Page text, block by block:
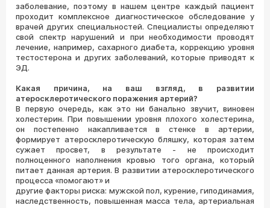
заболевание, поэтому в нашем центре каждый пациент
проходит комплексное диагностическое обследование у
врачей других специальностей. Специалисты определяют
свой спектр нарушений и при необходимости проводят
лечение, например, сахарного диабета, коррекцию уровня
тестостерона и других заболеваний, которые приводят к
ЭД.
Какая причина, на ваш взгляд, в развитии
атеросклеротического поражения артерий?
В первую очередь, как это ни банально звучит, виновен
холестерин. При повышении уровня плохого холестерина,
он постепенно накапливается в стенке в артерии,
формирует атеросклеротическую бляшку, которая затем
сужает просвет, в результате - не происходит
полноценного наполнения кровью того органа, который
питает данная артерия. В развитии атеросклеротического
процесса «помогают» и
другие факторы риска: мужской пол, курение, гиподинамия,
наследственность, повышенная масса тела, артериальная